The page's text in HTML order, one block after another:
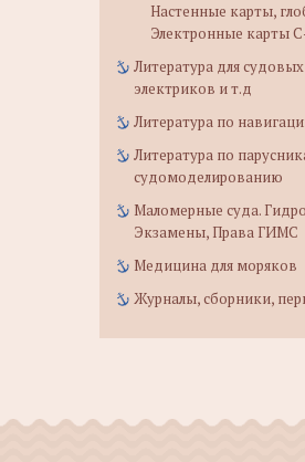
Настенные карты,
Электронные карты
Литература для
электриков и т.д
Литература по
Литература по
судомоделированию
Маломерные суда.
Экзамены, Права ГИМС
Медицина для моряков
Журналы, сборники,